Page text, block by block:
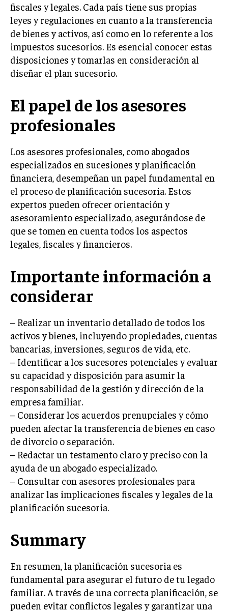
ESTRATEGIA
EMPRESAS FAMILIARES Y SUCESIÓN
GESTIÓN DEL RIESGO EMPRESARIAL
NEGOCIACIÓN Y RESOLUCIÓN DE CONFLICTOS
DERECHO EMPRESARIAL Y REGULACIONES
ÉXITO EMPRESARIAL Y CASOS DE ESTUDIO
GOBIERNO CORPORATIVO
ESTRATEGIAS DE NEGOCIOS
MARKETING B2B
MARKETING B2C
FRANQUICIAS
MARKETING DE INFLUENCERS
ESTRATEGIAS DE PRICING Y GESTIÓN DE
PRECIOS
EMPRESAS Y STARTUPS TECNOLÓGICAS
GESTIÓN DE LA EXPERIENCIA DEL CLIENTE
MÁS
PROYECTOS
GESTIÓN DE PROYECTOS
GESTIÓN DE OPERACIONES Y CADENA DE
LOGÍSTICA EMPRESARIAL
CALIDAD Y MEJORA CONTINUA
TALENTOS
RECURSOS HUMANOS Y GESTIÓN DEL
TALENTO
RECLUTAMIENTO Y SELECCIÓN
DESARROLLO DE PERSONAL
GESTIÓN DEL DESEMPEÑO
CULTURA Y CLIMA ORGANIZACIONAL
fiscales y legales. Cada país tiene sus propias
leyes y regulaciones en cuanto a la transferencia
de bienes y activos, así como en lo referente a los
impuestos sucesorios. Es esencial conocer estas
disposiciones y tomarlas en consideración al
diseñar el plan sucesorio.
El papel de los asesores
profesionales
Los asesores profesionales, como abogados
especializados en sucesiones y planificación
financiera, desempeñan un papel fundamental en
el proceso de planificación sucesoria. Estos
expertos pueden ofrecer orientación y
asesoramiento especializado, asegurándose de
que se tomen en cuenta todos los aspectos
legales, fiscales y financieros.
Importante información a
considerar
– Realizar un inventario detallado de todos los
activos y bienes, incluyendo propiedades, cuentas
bancarias, inversiones, seguros de vida, etc.
– Identificar a los sucesores potenciales y evaluar
su capacidad y disposición para asumir la
responsabilidad de la gestión y dirección de la
empresa familiar.
– Considerar los acuerdos prenupciales y cómo
pueden afectar la transferencia de bienes en caso
de divorcio o separación.
– Redactar un testamento claro y preciso con la
ayuda de un abogado especializado.
– Consultar con asesores profesionales para
analizar las implicaciones fiscales y legales de la
planificación sucesoria.
Summary
En resumen, la planificación sucesoria es
fundamental para asegurar el futuro de tu legado
familiar. A través de una correcta planificación, se
pueden evitar conflictos legales y garantizar una